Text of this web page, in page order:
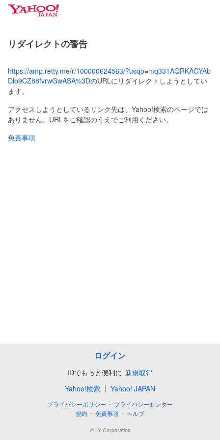
Y
o
o
J
A
P
A
N
リダイレクトの警告
https://amp.retty.me/r/100000624563/?usqp=mq331AQRKAGYAb
Dlo9CZ88fvrwGwASA%3DのURLにリダイレクトしようとしてい
ます。
アクセスしようとしているリンク先は、Yahoo!検索のページでは
ありません。URLをご確認のうえでご利用ください。
免責事項
ログイン
IDでもっと便利に 新規取得
Yahoo!検索 | Yahoo! JAPAN
プライバシーポリシー - プライバシーセンター
規約 - 免責事項 - ヘルプ
© LY Corporation